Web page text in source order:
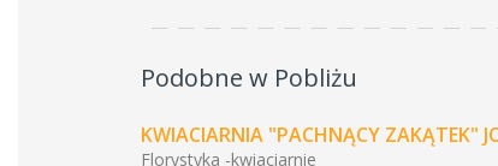
Podobne w Pobliżu
KWIACIARNIA "PACHNĄCY ZAKĄTEK"
Florystyka -kwiaciarnie